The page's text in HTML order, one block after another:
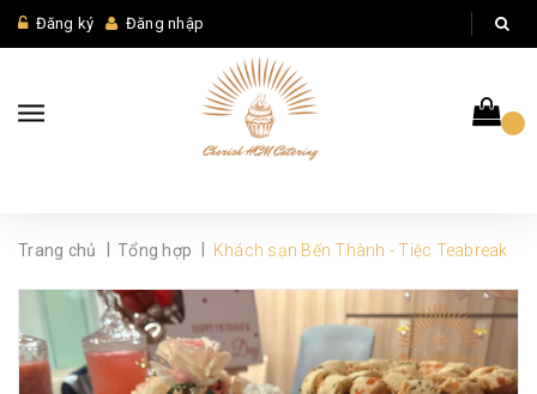
Đăng ký Đăng nhập
Trang chủ Tổng hợp Khách sạn Bến Thành - Tiệc Teabreak